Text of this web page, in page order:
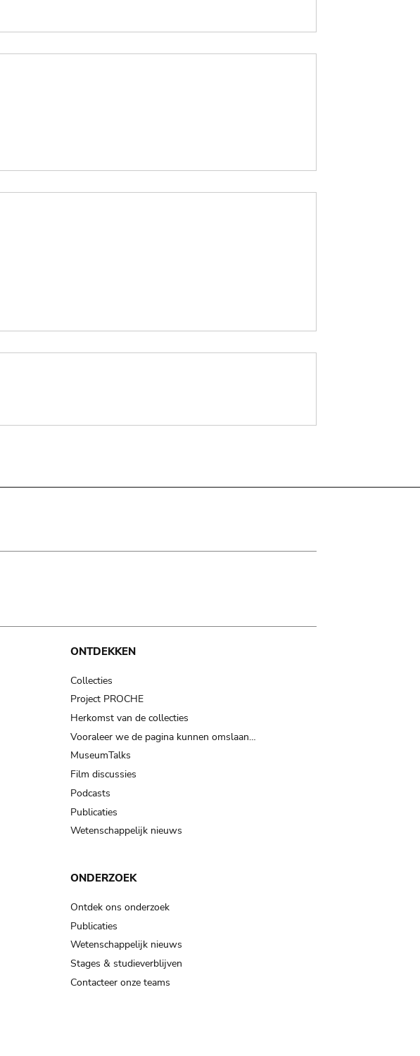
ONTDEKKEN
Collecties
Project PROCHE
Herkomst van de collecties
Vooraleer we de pagina kunnen omslaan…
MuseumTalks
Film discussies
Podcasts
Publicaties
Wetenschappelijk nieuws
ONDERZOEK
Ontdek ons onderzoek
Publicaties
Wetenschappelijk nieuws
Stages & studieverblijven
Contacteer onze teams